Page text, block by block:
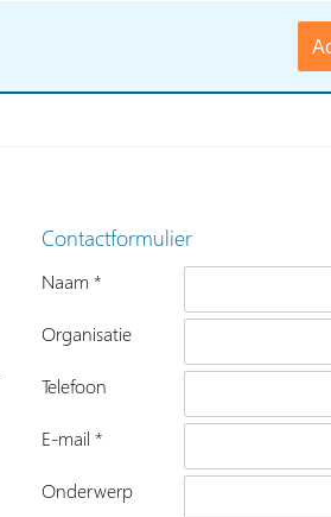
Contactformulier
Naam *
Organisatie
Telefoon
E-mail *
Onderwerp